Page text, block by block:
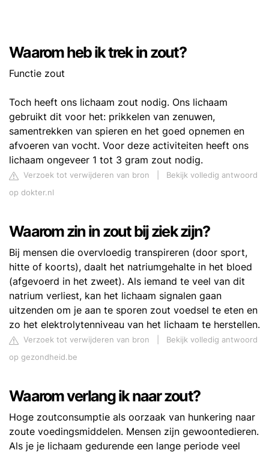
Waarom heb ik trek in zout?
Functie zout
Toch heeft ons lichaam zout nodig. Ons lichaam
gebruikt dit voor het: prikkelen van zenuwen,
samentrekken van spieren en het goed opnemen en
afvoeren van vocht. Voor deze activiteiten heeft ons
lichaam ongeveer 1 tot 3 gram zout nodig.
Verzoek tot verwijderen van bron
Bekijk volledig antwoord
op dokter.nl
Waarom zin in zout bij ziek zijn?
Bij mensen die overvloedig transpireren (door sport,
hitte of koorts), daalt het natriumgehalte in het bloed
(afgevoerd in het zweet). Als iemand te veel van dit
natrium verliest, kan het lichaam signalen gaan
uitzenden om je aan te sporen zout voedsel te eten en
zo het elektrolytenniveau van het lichaam te herstellen.
Verzoek tot verwijderen van bron
Bekijk volledig antwoord
op gezondheid.be
Waarom verlang ik naar zout?
Hoge zoutconsumptie als oorzaak van hunkering naar
zoute voedingsmiddelen. Mensen zijn gewoontedieren.
Als je je lichaam gedurende een lange periode veel